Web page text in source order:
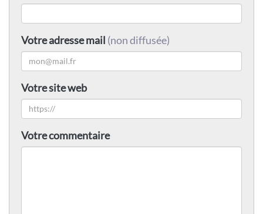
Votre adresse mail (non diffusée)
Votre site web
Votre commentaire